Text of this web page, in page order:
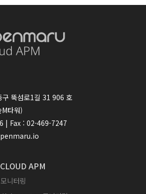
뚝섬로1길 31 906 호
타워)
| Fax : 02-469-7247
APM
니터링